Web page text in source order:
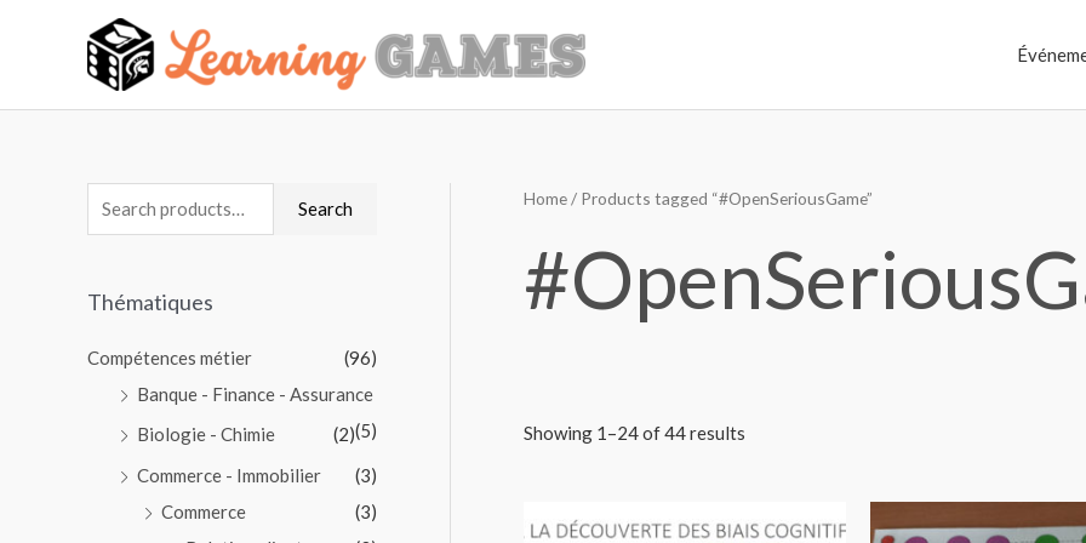
Search
Thématiques
Compétences métier
(96)
Banque - Finance - Assurance
(5)
Biologie - Chimie
(2)
Commerce - Immobilier
(3)
Commerce
(3)
Home/ Products tagged “#OpenSeriousGame”
Showing 1–24 of 44 results